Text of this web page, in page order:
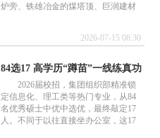
炉旁、铁雄冶金的煤塔顶、巨润建材
2026-07-15 08:30
84选17 高学历“蹲苗”一线练真功
2026届校招，集团组织部精准锁
定信息化、理工类等热门专业，从84
名优秀硕士中优中选优，最终敲定17
人。不同于以往直接坐办公室，这17